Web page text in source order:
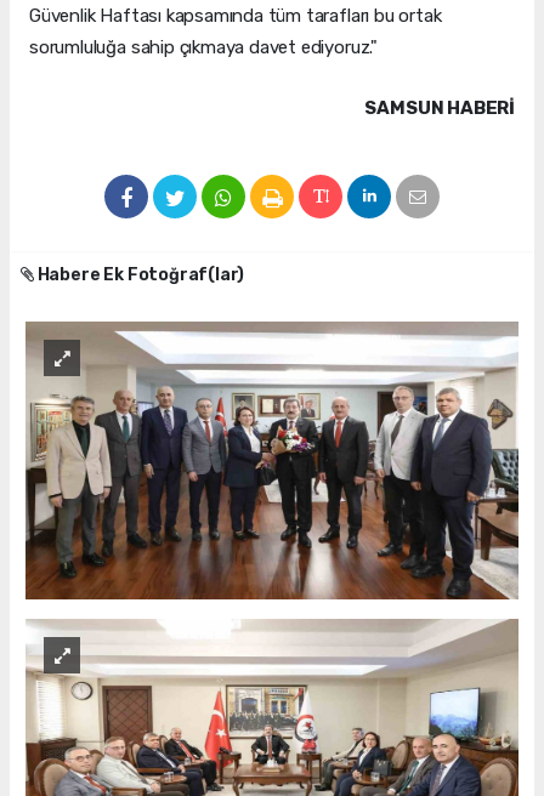
Güvenlik Haftası kapsamında tüm tarafları bu ortak
sorumluluğa sahip çıkmaya davet ediyoruz."
SAMSUN HABERİ
Habere Ek Fotoğraf(lar)